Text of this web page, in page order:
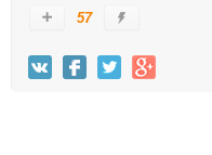
57